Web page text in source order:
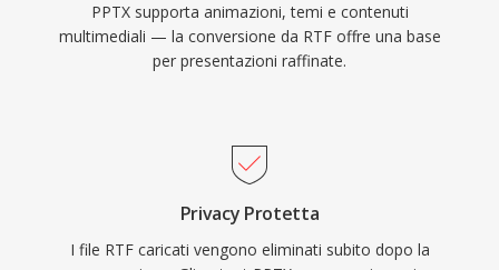
PPTX supporta animazioni, temi e contenuti
multimediali — la conversione da RTF offre una base
per presentazioni raffinate.
Privacy Protetta
I file RTF caricati vengono eliminati subito dopo la